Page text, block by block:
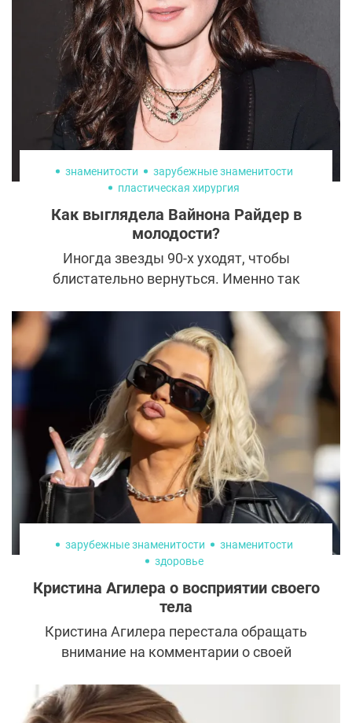
знаменитости
зарубежные знаменитости
пластическая хирургия
Как выглядела Вайнона Райдер в
молодости?
Иногда звезды 90-х уходят, чтобы
блистательно вернуться. Именно так
несколько лет после исчезновения с
экранов из-за проблем с законом она
вновь стала популярной благодаря ярким
ролям в «Очень странных делах» и «Как
женить холостяка». Кажется, за время
отсутствия Вайнона Райдер похорошела
еще больше.
зарубежные знаменитости
знаменитости
здоровье
Кристина Агилера о восприятии своего
тела
Кристина Агилера перестала обращать
внимание на комментарии о своей
мощным постом в социальных сетях, в
котором она оглядывается на 2024 год.